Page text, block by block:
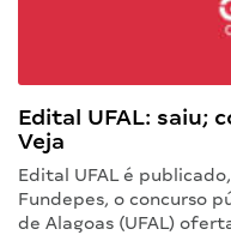
Edital UFAL: saiu;
Veja
Edital UFAL é
Fundepes, o concurso
de Alagoas (UFAL)